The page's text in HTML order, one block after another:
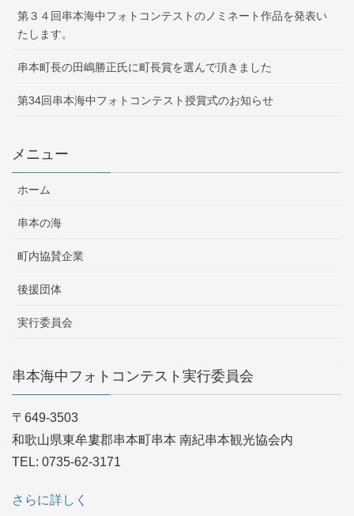
第３４回串本海中フォトコンテストのノミネート作品を発表い
たします。
串本町長の田嶋勝正氏に町長賞を選んで頂きました
第34回串本海中フォトコンテスト授賞式のお知らせ
メニュー
ホーム
串本の海
町内協賛企業
後援団体
実行委員会
串本海中フォトコンテスト実行委員会
〒649-3503
和歌山県東牟婁郡串本町串本 南紀串本観光協会内
TEL: 0735-62-3171
さらに詳しく